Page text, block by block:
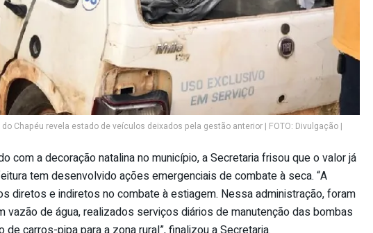
Chapéu revela estado de veículos deixados pela gestão anterior | FOTO: Divulgação |
com a decoração natalina no município, a Secretaria frisou que o valor já
tem desenvolvido ações emergenciais de combate à seca. “A
diretos e indiretos no combate à estiagem. Nessa administração, foram
de água, realizados serviços diários de manutenção das bombas